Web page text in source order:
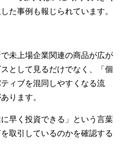
た事例も報じられています。
未上場企業関連の商品が広が
として見るだけでなく、「個
ィブを混同しやすくなる流
ります。
早く投資できる」という言葉
取引しているのかを確認する